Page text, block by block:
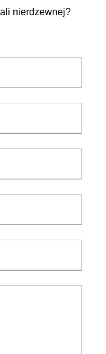
nierdzewnej?